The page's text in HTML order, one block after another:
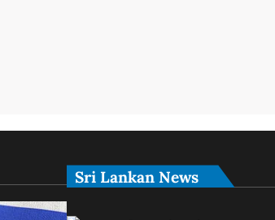
Sri Lankan News